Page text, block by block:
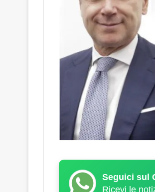
Seguici sul
Ricevi le